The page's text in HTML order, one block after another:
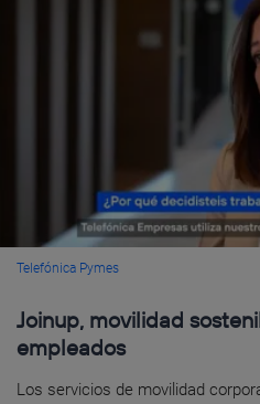
Telefónica Pymes
Joinup, movilidad
empleados
Los servicios de movilidad